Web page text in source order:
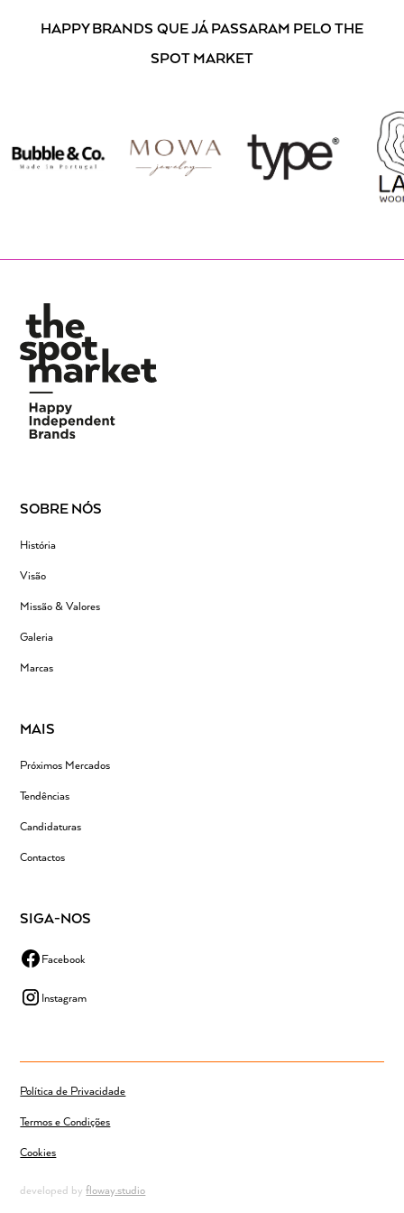
HAPPY BRANDS QUE JÁ PASSARAM PELO THE
SPOT MARKET
SOBRE NÓS
História
Visão
Missão & Valores
Galeria
Marcas
MAIS
Próximos Mercados
Tendências
Candidaturas
Contactos
SIGA-NOS
Facebook
Instagram
developed byfloway.studio
Política de Privacidade
Termos e Condições
Cookies